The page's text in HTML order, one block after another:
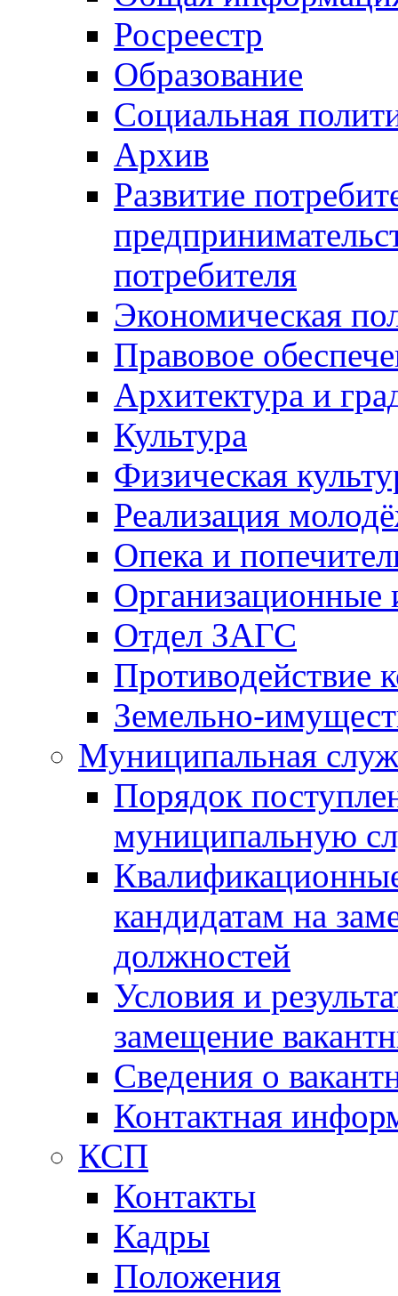
Росреестр
Образование
Социальная
Архив
Развитие
потребителя
Экономическая
Правовое
Архитектура и
Культура
Физическая
Реализация
Опека и
Отдел ЗАГС
Противодействие
Земельно-
Муниципальная
Порядок
муниципальную
кандидатам на
должностей
Условия и
замещение
Сведения о
Контактная
КСП
Контакты
Кадры
Положения